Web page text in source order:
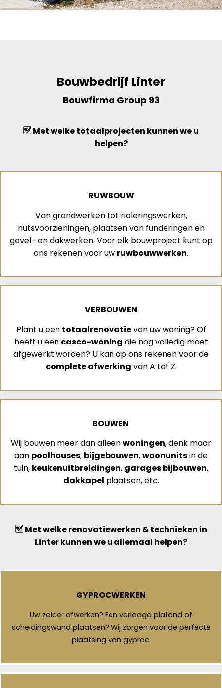
Bouwbedrijf Linter
Bouwfirma Group 93
Met welke totaalprojecten kunnen we u
helpen?
RUWBOUW
Van grondwerken tot rioleringswerken,
nutsvoorzieningen, plaatsen van funderingen en
gevel- en dakwerken. Voor elk bouwproject kunt op
ons rekenen voor uw ruwbouwwerken.
VERBOUWEN
Plant u een totaalrenovatievan uw woning? Of
heeft u een casco-woning die nog volledig moet
afgewerkt worden? U kan op ons rekenen voor de
complete afwerking van A tot Z.
BOUWEN
Wij bouwen meer dan alleenwoningen, denk maar
aan poolhouses, bijgebouwen,woonunitsin de
tuin, keukenuitbreidingen, garages bijbouwen,
dakkapel plaatsen, etc.
Met welke renovatiewerken & technieken in
Linter kunnen we u allemaal helpen?
GYPROCWERKEN
Uw zolder afwerken? Een verlaagd plafond of
scheidingswand plaatsen? Wij zorgen voor de perfecte
plaatsing van gyproc.